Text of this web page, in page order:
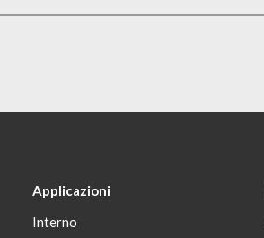
Applicazioni
Interno